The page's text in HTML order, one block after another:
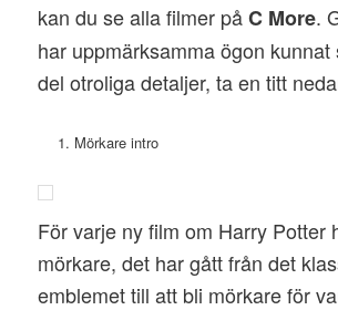
kan du se alla filmer påC More.
har uppmärksamma ögon kunnat
del otroliga detaljer, ta en titt
Mörkare intro
För varje ny film om Harry Potter
mörkare, det har gått från det
emblemet till att bli mörkare för